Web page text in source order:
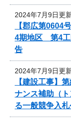
2024年7月9日更
【郡広第0604
4期地区 第4工
告
2024年7月9日更
【建設工事】
ナンス補助（
る一般競争入